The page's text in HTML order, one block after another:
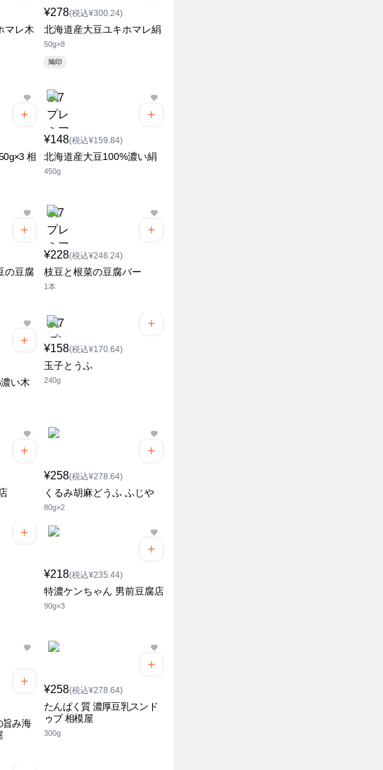
マレ木
¥278(税込¥300.24)
北海道産大豆ユキホマレ絹
50g×8
鳩印
相
¥148(税込¥159.84)
北海道産大豆100%濃い絹
450g
の豆腐
¥228(税込¥246.24)
枝豆と根菜の豆腐バー
1本
い木
¥158(税込¥170.64)
玉子とうふ
240g
¥258(税込¥278.64)
くるみ胡麻どうふ ふじや
80g×2
¥218(税込¥235.44)
特濃ケンちゃん 男前豆腐店
90g×3
旨み海
¥258(税込¥278.64)
たんぱく質 濃厚豆乳スンド
ゥブ 相模屋
300g